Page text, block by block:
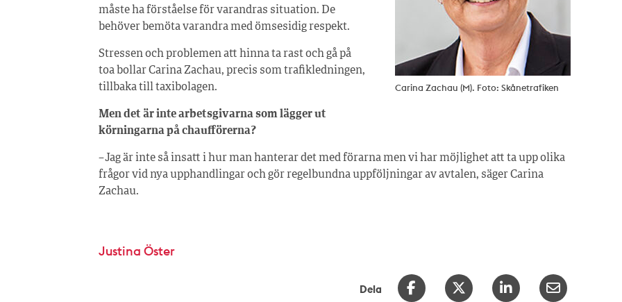
Carina Zachau (M). Foto: Skånetrafiken
måste ha förståelse för varandras situation. De
behöver bemöta varandra med ömsesidig respekt.
Stressen och problemen att hinna ta rast och gå på
toa bollar Carina Zachau, precis som trafikledningen,
tillbaka till taxibolagen.
Men det är inte arbetsgivarna som lägger ut
körningarna på chaufförerna?
– Jag är inte så insatt i hur man hanterar det med förarna men vi har möjlighet att ta upp olika
frågor vid nya upphandlingar och gör regelbundna uppföljningar av avtalen, säger Carina
Zachau.
Justina Öster
Dela